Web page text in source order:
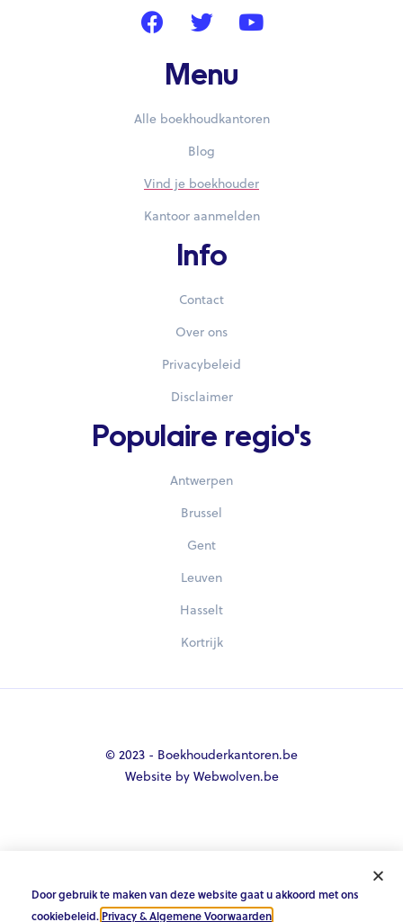
Menu
Alle boekhoudkantoren
Blog
Vind je boekhouder
Kantoor aanmelden
Info
Contact
Over ons
Privacybeleid
Disclaimer
Populaire regio's
Antwerpen
Brussel
Gent
Leuven
Hasselt
Kortrijk
© 2023 - Boekhouderkantoren.be
Website by Webwolven.be
Door gebruik te maken van deze website gaat u akkoord met ons
cookiebeleid. Privacy & Algemene Voorwaarden